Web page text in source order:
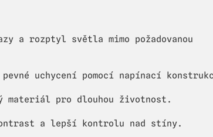
a rozptyl světla mimo požadovanou
uchycení pomocí napínací
pro dlouhou životnost.
a lepší kontrolu nad stíny.